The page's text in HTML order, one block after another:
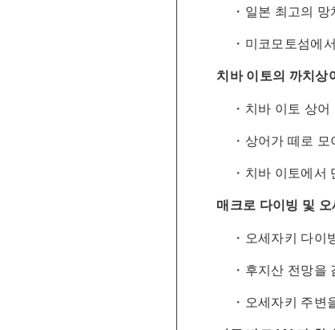
일본 최고의
미코모토섬에
치바 이토의 까치상
치바 이토 상
상어가 떼로
치바 이토에서
매크로 다이빙 및
오세자키 다이
후지산 전망을
오세자키 주변